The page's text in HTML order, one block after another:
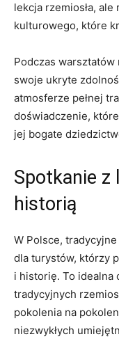
lekcja rzemiosła,
kulturowego,⁢ które
Podczas
swoje ukryte
atmosferze pełnej
‍doświadczenie,
jej bogate⁢
Spotkanie z
historią
W Polsce,
dla turystów, którzy
i historię.‍ To ​idealna
tradycyjnych
pokolenia na
niezwykłych